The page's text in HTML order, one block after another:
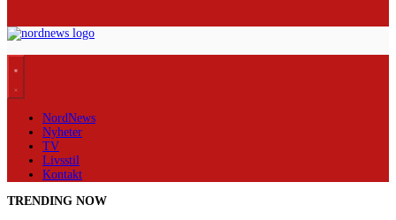
NordNews
Nyheter
TV
Livsstil
Kontakt
TRENDING NOW